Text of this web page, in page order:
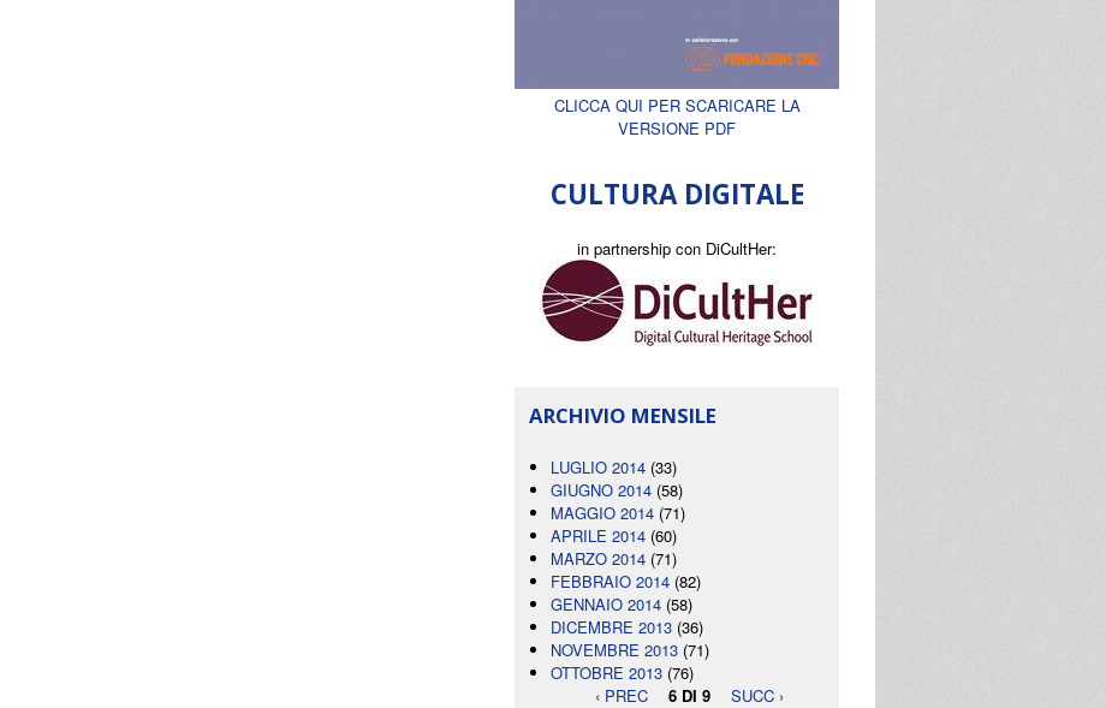
CLICCA QUI PER SCARICARE LA
VERSIONE PDF
CULTURA DIGITALE
in partnership con DiCultHer:
ARCHIVIO MENSILE
LUGLIO 2014 (33)
GIUGNO 2014 (58)
MAGGIO 2014 (71)
APRILE 2014 (60)
MARZO 2014 (71)
FEBBRAIO 2014 (82)
GENNAIO 2014 (58)
DICEMBRE 2013 (36)
NOVEMBRE 2013 (71)
OTTOBRE 2013 (76)
‹ PREC
6 DI 9 SUCC ›